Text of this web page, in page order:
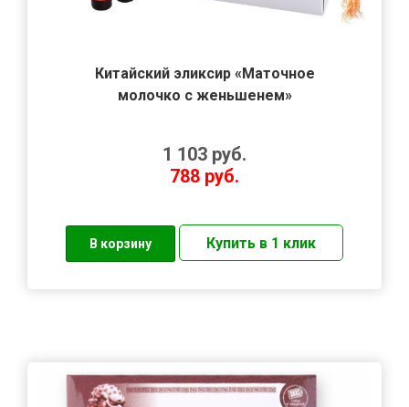
Китайский эликсир «Маточное
молочко с женьшенем»
1 103 руб.
788 руб.